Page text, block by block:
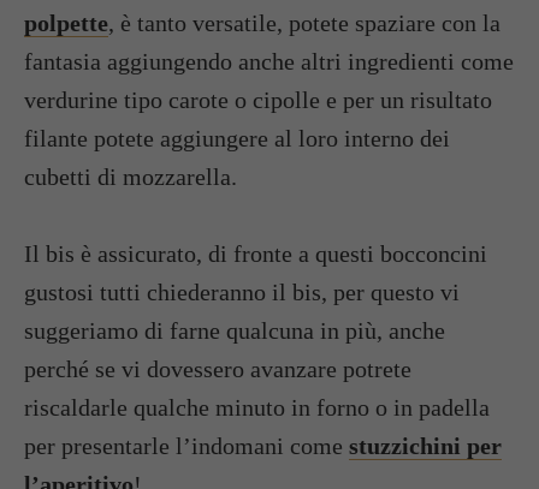
polpette, è tanto versatile, potete spaziare con la
fantasia aggiungendo anche altri ingredienti come
verdurine tipo carote o cipolle e per un risultato
filante potete aggiungere al loro interno dei
cubetti di mozzarella.
Il bis è assicurato, di fronte a questi bocconcini
gustosi tutti chiederanno il bis, per questo vi
suggeriamo di farne qualcuna in più, anche
perché se vi dovessero avanzare potrete
riscaldarle qualche minuto in forno o in padella
per presentarle l’indomani come stuzzichini per